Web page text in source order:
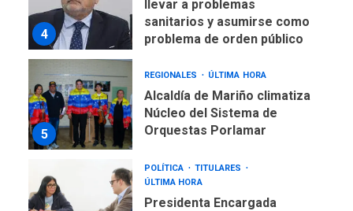
4
llevar a problemas
sanitarios y asumirse como
problema de orden público
5
REGIONALES ÚLTIMA HORA
Alcaldía de Mariño climatiza
Núcleo del Sistema de
Orquestas Porlamar
POLÍTICA
TITULARES
ÚLTIMA HORA
Presidenta Encargada